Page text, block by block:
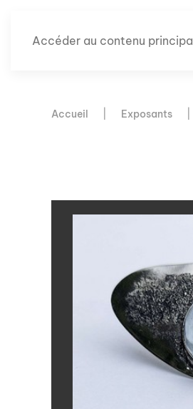
Accéder au contenu principal
Accueil Exposants